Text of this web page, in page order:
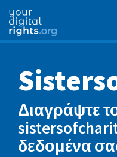
Διαγράψτε
δεδομένα